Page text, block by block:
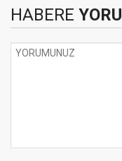
HABERE